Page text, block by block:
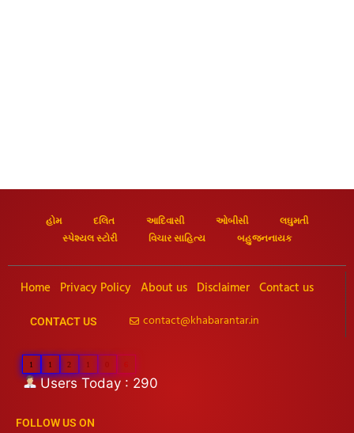
હોમ દલિત આદિવાસી ઓબીસી
લઘુમતી
સ્પેશ્યલ સ્ટોરી
વિચાર સાહિત્ય બહુજનનાયક
Home Privacy Policy About us Disclaimer Contact us
CONTACT US contact@khabarantar.in
1 1 2 1
Users Today : 290
FOLLOW US ON